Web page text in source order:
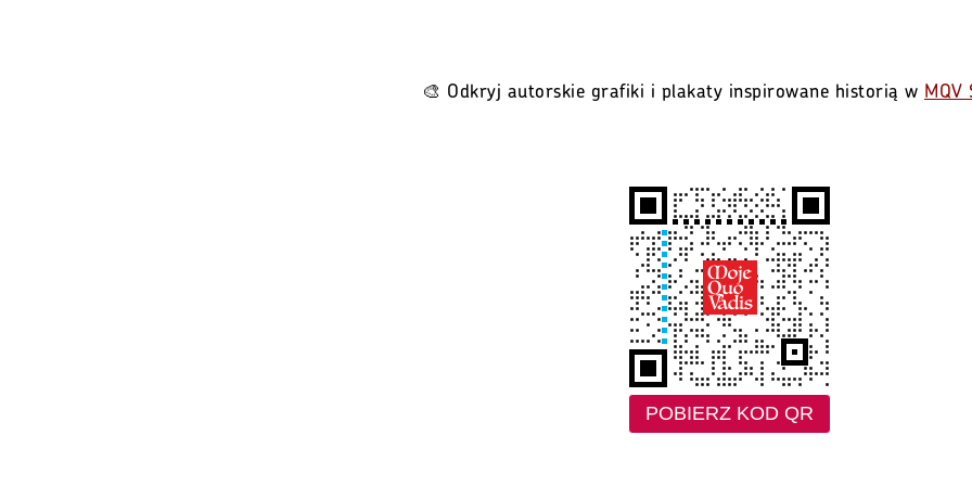
🎨 Odkryj autorskie grafiki i plakaty inspirowane historią w
POBIERZ KOD QR